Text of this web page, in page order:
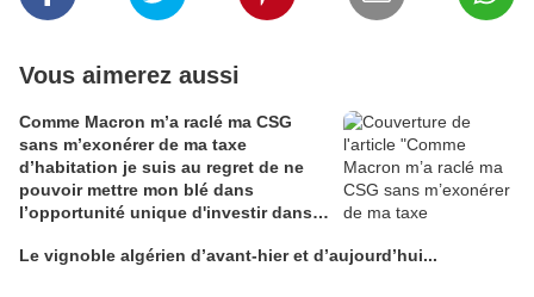
Vous aimerez aussi
Comme Macron m’a raclé ma CSG
sans m’exonérer de ma taxe
d’habitation je suis au regret de ne
pouvoir mettre mon blé dans
l’opportunité unique d'investir dans
Alain Edouard
Le vignoble algérien d’avant-hier et d’aujourd’hui...